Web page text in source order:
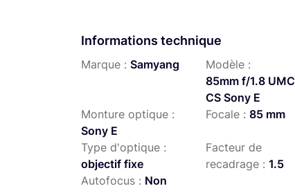
Informations technique
Marque : Samyang
Modèle :
85mm f/1.8 UMC
CS Sony E
Monture optique :
Sony E
Focale : 85 mm
Type d'optique :
objectif fixe
Facteur de
recadrage : 1.5
Autofocus : Non